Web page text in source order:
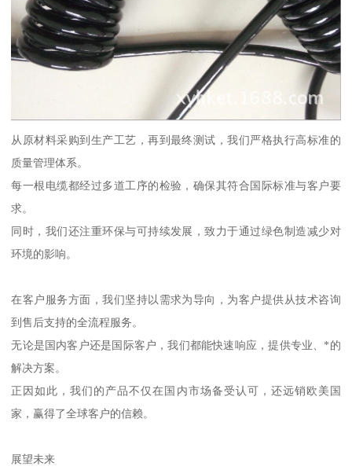
从原材料采购到生产工艺，再到最终测试，我们严格执行高标准的
质量管理体系。
每一根电缆都经过多道工序的检验，确保其符合国际标准与客户要
求。
同时，我们还注重环保与可持续发展，致力于通过绿色制造减少对
环境的影响。
在客户服务方面，我们坚持以需求为导向，为客户提供从技术咨询
到售后支持的全流程服务。
无论是国内客户还是国际客户，我们都能快速响应，提供专业、*的
解决方案。
正因如此，我们的产品不仅在国内市场备受认可，还远销欧美国
家，赢得了全球客户的信赖。
展望未来